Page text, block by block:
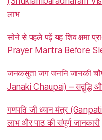
लाभ
सोने से पहले पढ़ें यह शिव क्षमा
Prayer Mantra Before
जनकसुता जग जननि जानकी
Janaki Chaupai) – सद्बुद्धि और
गणपति जी ध्यान मंत्र
लाभ और पाठ की संपूर्ण जानकारी